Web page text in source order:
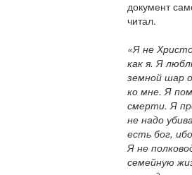
документ
читал.
«Я не
как я. Я
земной шар
ко мне. Я
смерти. Я
не надо
есть бог,
Я не
семейную